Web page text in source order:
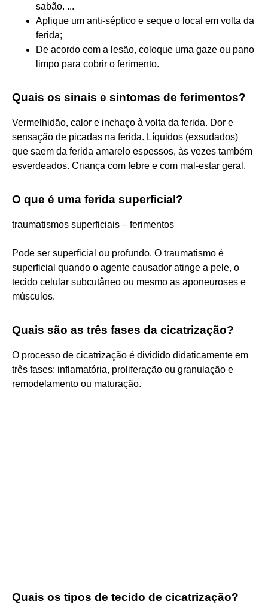
sabão. ...
Aplique um anti-séptico e seque o local em volta da
ferida;
De acordo com a lesão, coloque uma gaze ou pano
limpo para cobrir o ferimento.
Quais os sinais e sintomas de ferimentos?
Vermelhidão, calor e inchaço à volta da ferida. Dor e
sensação de picadas na ferida. Líquidos (exsudados)
que saem da ferida amarelo espessos, às vezes também
esverdeados. Criança com febre e com mal-estar geral.
O que é uma ferida superficial?
traumatismos superficiais – ferimentos
Pode ser superficial ou profundo. O traumatismo é
superficial quando o agente causador atinge a pele, o
tecido celular subcutâneo ou mesmo as aponeuroses e
músculos.
Quais são as três fases da cicatrização?
O processo de cicatrização é dividido didaticamente em
três fases: inflamatória, proliferação ou granulação e
remodelamento ou maturação.
Quais os tipos de tecido de cicatrização?